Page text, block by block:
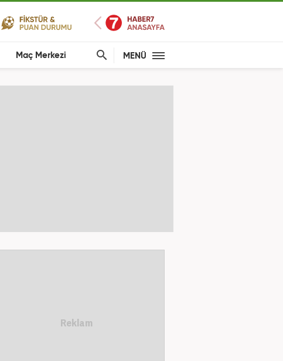
Maç Merkezi MENÜ